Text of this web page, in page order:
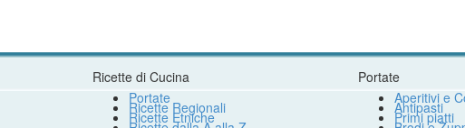
Ricette di Cucina
Portate
Ricette Regionali
Ricette Etniche
Portate
Aperitivi e
Antipasti
Primi piatti